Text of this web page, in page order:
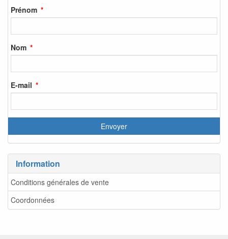
Prénom
Nom
E-mail
Information
Conditions générales de vente
Coordonnées